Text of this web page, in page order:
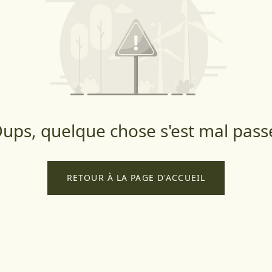
quelque chose s'est mal
RETOUR À LA PAGE D'ACCUEIL